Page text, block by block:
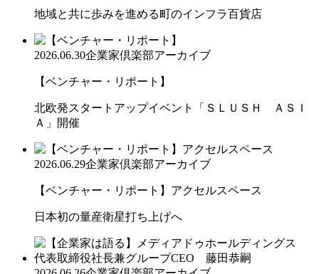
地域と共に歩みを進める町のインフラ百貨店
2026.06.30企業家倶楽部アーカイブ
【ベンチャー・リポート】
北欧発スタートアップイベント「ＳＬＵＳＨ ＡＳＩ
Ａ」開催
2026.06.29企業家倶楽部アーカイブ
【ベンチャー・リポート】アクセルスペース
日本初の量産衛星打ち上げへ